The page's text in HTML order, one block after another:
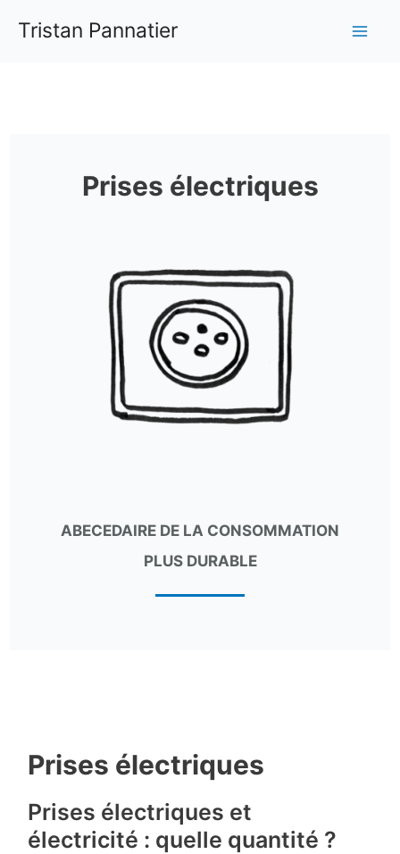
Tristan Pannatier
Prises électriques
ABECEDAIRE DE LA CONSOMMATION
PLUS DURABLE
Prises électriques
Prises électriques et
électricité : quelle quantité ?